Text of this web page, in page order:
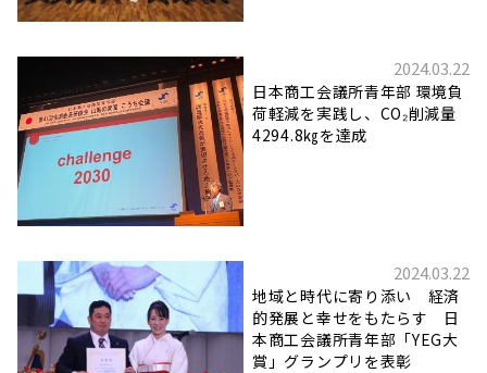
2024.03.22
日本商工会議所青年部 環境負
荷軽減を実践し、CO₂削減量
4294.8㎏を達成
2024.03.22
地域と時代に寄り添い 経済
的発展と幸せをもたらす 日
本商工会議所青年部「YEG大
賞」グランプリを表彰